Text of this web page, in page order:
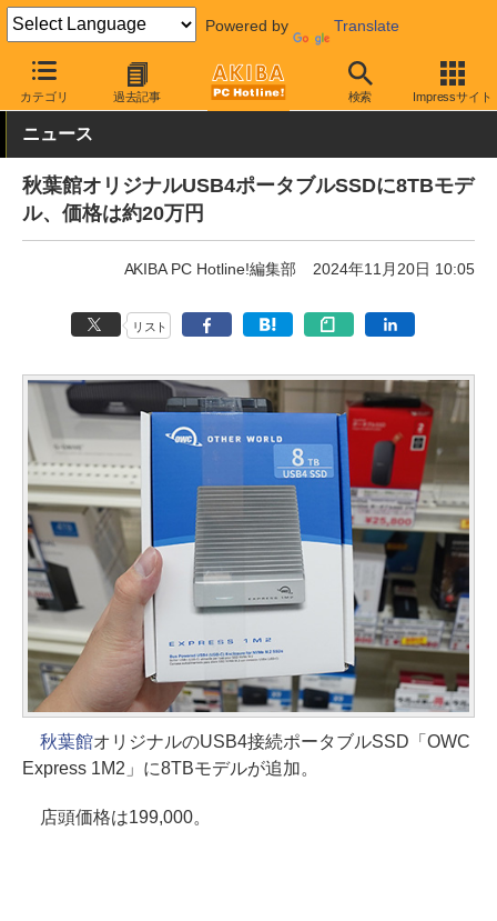
Powered by Translate
カテゴリ 過去記事 検索 Impressサイト
AKIBA PC Hotline! PCパーツ SSD
ニュース
秋葉館オリジナルUSB4ポータブルSSDに8TBモデ
ル、価格は約20万円
AKIBA PC Hotline!編集部 2024年11月20日 10:05
リスト
秋葉館オリジナルのUSB4接続ポータブルSSD「OWC
Express 1M2」に8TBモデルが追加。
店頭価格は199,000。